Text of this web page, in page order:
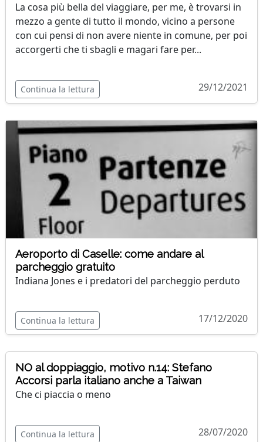
La cosa più bella del viaggiare, per me, è trovarsi in
mezzo a gente di tutto il mondo, vicino a persone
con cui pensi di non avere niente in comune, per poi
accorgerti che ti sbagli e magari fare per...
Continua la lettura 29/12/2021
Aeroporto di Caselle: come andare al
parcheggio gratuito
Indiana Jones e i predatori del parcheggio perduto
Continua la lettura 17/12/2020
NO al doppiaggio, motivo n.14: Stefano
Accorsi parla italiano anche a Taiwan
Che ci piaccia o meno
Continua la lettura 28/07/2020